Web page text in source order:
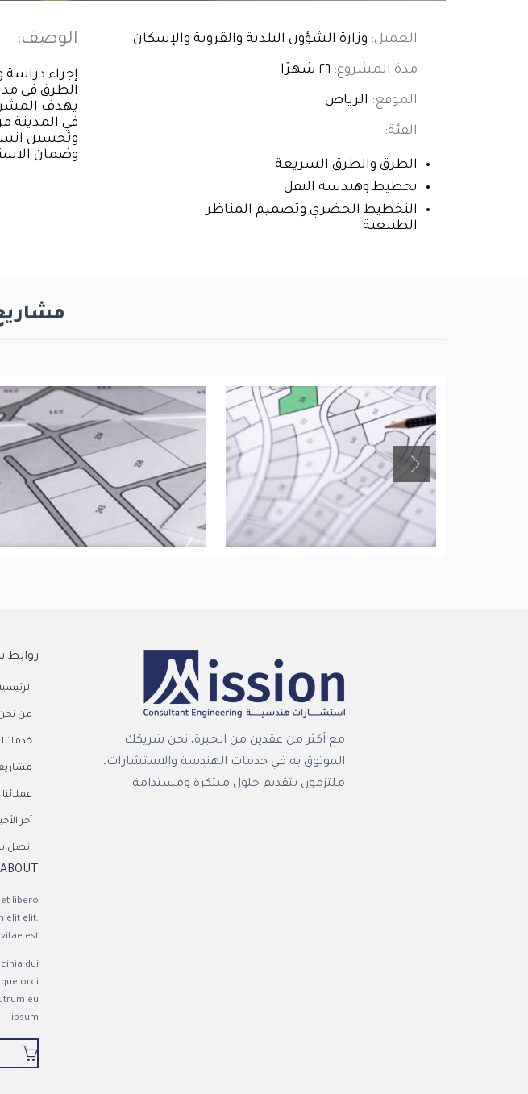
العميل: وزارة الشؤون البلدية والقروية والإسكان
مدة المشروع: ٢٦ شهرًا
الموقع: الرياض
الفئة:
الطرق والطرق السريعة
تخطيط وهندسة النقل
التخطيط الحضري وتصميم المناظر
الطبيعية
الوصف:
إجراء
الطرق في
يهدف
في المدينة
وتحسين
وضمان
روابط
من
خدماتنا
عملائنا
آخر
اتصل
ABOUT
libero
elit elit,
est.
dui
orci
eu
ipsum.

مع أكثر من عقدين من الخبرة، نحن شريكك
الموثوق به في خدمات الهندسة والاستشارات،
ملتزمون بتقديم حلول مبتكرة ومستدامة.